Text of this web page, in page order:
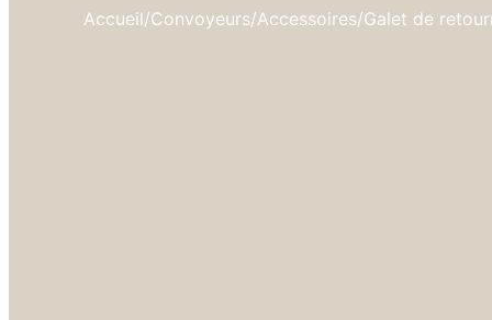
Accueil/Convoyeurs/Accessoires/Galet de